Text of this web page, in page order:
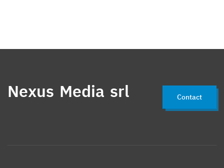
Nexus Media srl Contact